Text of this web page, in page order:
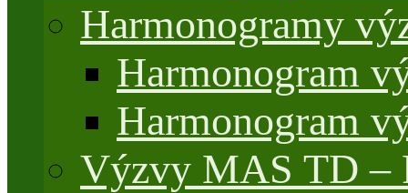
Harmonogramy
Harmonogram
Harmonogram
Výzvy MAS TD –